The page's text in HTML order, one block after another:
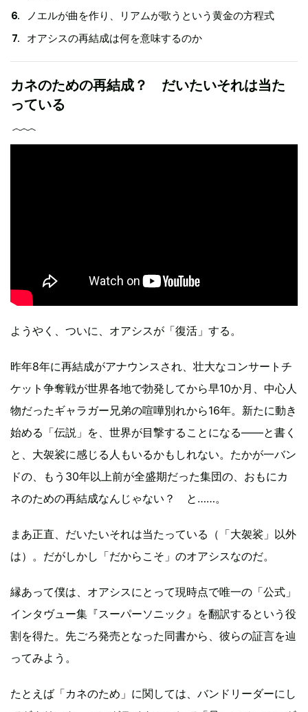
ノエルが曲を作り、リアムが歌うという黄金の方程式
オアシスの再結成は何を意味するのか
カネのための再結成？ だいたいそれは当た
っている
ようやく、ついに、オアシスが「復活」する。
昨年8年に再結成がアナウンスされ、壮大なコンサートチ
ケット争奪戦が世界各地で勃発してから早10か月、中心人
物だったギャラガー兄弟の喧嘩別れから16年。新たに動き
始める「伝説」を、世界が目撃することになる――と書く
と、大袈裟に感じる人もいるかもしれない。たかが一バン
ドの、もう30年以上前が全盛期だった集団の、おもにカ
ネのための再結成なんじゃない？ と……。
まあ正直、だいたいそれは当たっている（「大袈裟」以外
は）。だがしかし「だからこそ」のオアシスなのだ。
縁あって僕は、オアシスにとって現時点で唯一の「公式」
インタヴュー集『スーパーソニック』を翻訳するという役
割を得た。先ごろ発売となった同書から、彼らの証言を辿
ってみよう。
たとえば「カネのため」に関しては、バンドリーダーにし